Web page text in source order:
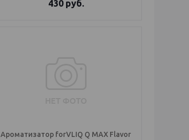
430руб.
Ароматизатор forVLIQ Q MAX Flavor